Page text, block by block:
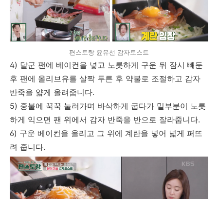
편스토랑 윤유선 감자토스트
4) 달군 팬에 베이컨을 넣고 노릇하게 구운 뒤 잠시 빼둔
후 팬에 올리브유를 살짝 두른 후 약불로 조절하고 감자
반죽을 얇게 올려줍니다.
5) 중불에 꾹꾹 눌러가며 바삭하게 굽다가 밑부분이 노릇
하게 익으면 팬 위에서 감자 반죽을 반으로 잘라줍니다.
6) 구운 베이컨을 올리고 그 위에 계란을 넣어 넓게 퍼뜨
려 줍니다.